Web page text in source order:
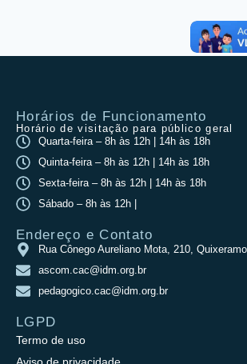
Horários de Funcionamento
Horário de visitação para público geral
Quarta-feira – 8h às 12h | 14h às 18h
Quinta-feira – 8h às 12h | 14h às 18h
Sexta-feira – 8h às 12h | 14h às 18h
Sábado – 8h às 12h |
Endereço e Contato
Rua Cônego Aureliano Mota, 210,
ascom.cac@idm.org.br
pedagogico.cac@idm.org.br
LGPD
Termo de uso